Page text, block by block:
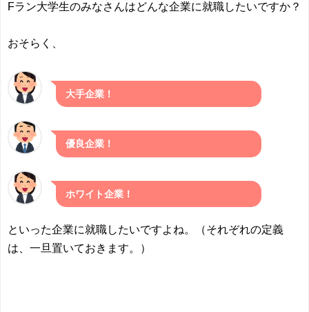
Fラン大学生のみなさんはどんな企業に就職したいですか？
おそらく、
大手企業！
優良企業！
ホワイト企業！
といった企業に就職したいですよね。（それぞれの定義
は、一旦置いておきます。）